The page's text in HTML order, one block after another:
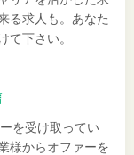
る求人も。あなた
て下さい。
を受け取ってい
様からオファーを